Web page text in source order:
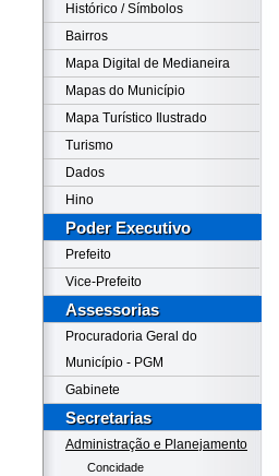
Histórico / Símbolos
Bairros
Mapa Digital de Medianeira
Mapas do Município
Mapa Turístico Ilustrado
Turismo
Dados
Hino
Poder Executivo
Prefeito
Vice-Prefeito
Assessorias
Procuradoria Geral do
Município - PGM
Gabinete
Secretarias
Administração e Planejamento
Concidade